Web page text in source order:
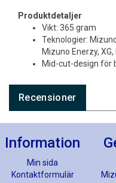
Produktdetaljer
Vikt: 365 gram
Teknologier:
Mizuno Enerzy,
Mid-cut-design för
Recensioner
Information
Min sida
Kontaktformulär